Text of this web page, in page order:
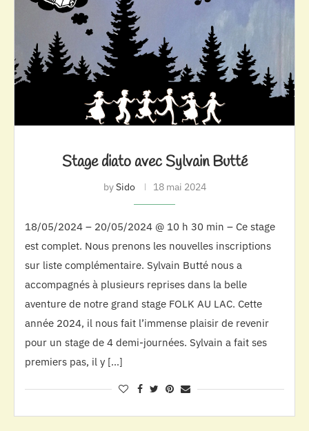
Stage diato avec Sylvain Butté
bySido 18 mai 2024
18/05/2024 – 20/05/2024 @ 10 h 30 min – Ce stage
est complet. Nous prenons les nouvelles inscriptions
sur liste complémentaire. Sylvain Butté nous a
accompagnés à plusieurs reprises dans la belle
aventure de notre grand stage FOLK AU LAC. Cette
année 2024, il nous fait l’immense plaisir de revenir
pour un stage de 4 demi-journées. Sylvain a fait ses
premiers pas, il y […]